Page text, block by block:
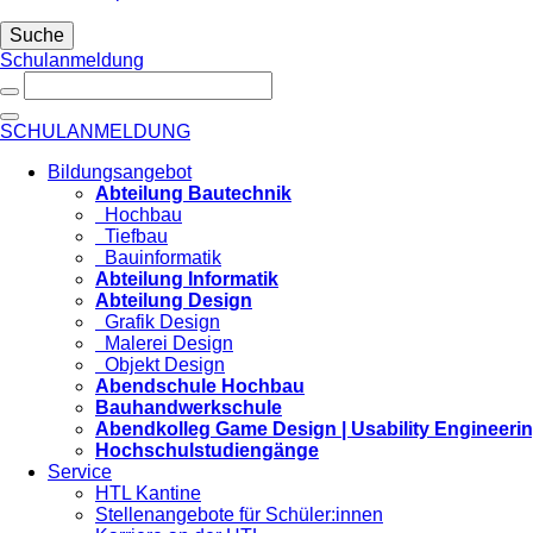
Suche
Schulanmeldung
SCHULANMELDUNG
Bildungsangebot
Abteilung Bautechnik
Hochbau
Tiefbau
Bauinformatik
Abteilung Informatik
Abteilung Design
Grafik Design
Malerei Design
Objekt Design
Abendschule Hochbau
Bauhandwerkschule
Abendkolleg Game Design | Usability
Hochschulstudiengänge
Service
HTL Kantine
Stellenangebote für Schüler:innen